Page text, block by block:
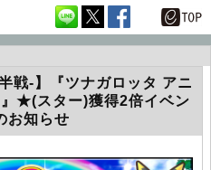
戦-】『ツナガロッタ アニ
★(スター)獲得2倍イベン
お知らせ